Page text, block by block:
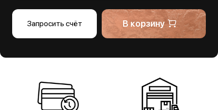
Запросить счёт В корзину